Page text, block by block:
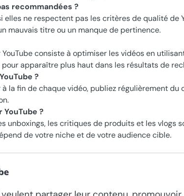
recommandées ?
elles ne respectent pas les critères de qualité de
mauvais titre ou un manque de pertinence.
YouTube consiste à optimiser les vidéos en
apparaître plus haut dans les résultats de
?
à la fin de chaque vidéo, publiez régulièrement du
?
unboxings, les critiques de produits et les vlogs
de votre niche et de votre audience cible.